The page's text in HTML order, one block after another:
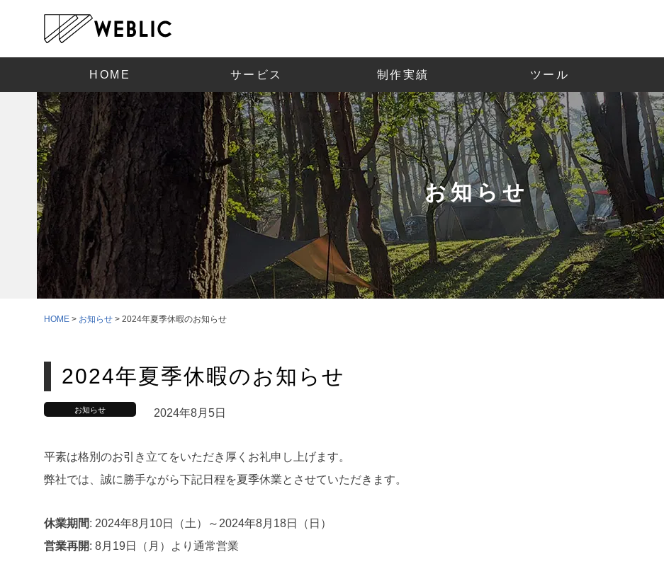
HOME サービス 制作実績 ツール
お知らせ
HOME > お知らせ > 2024年夏季休暇のお知らせ
2024年夏季休暇のお知らせ
お知らせ 2024年8月5日
平素は格別のお引き立てをいただき厚くお礼申し上げます。
弊社では、誠に勝手ながら下記日程を夏季休業とさせていただきます。
休業期間: 2024年8月10日（土）～2024年8月18日（日）
営業再開: 8月19日（月）より通常営業
サービス
制作実績
ツール
企業情報
お知らせ